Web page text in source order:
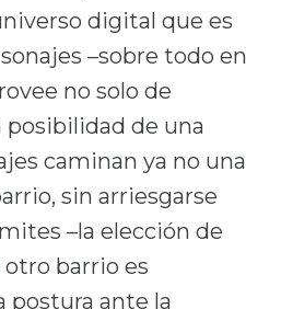
digital que es
–sobre todo en
no solo de
posibilidad de una
caminan ya no una
sin arriesgarse
–la elección de
otro barrio es
postura ante la